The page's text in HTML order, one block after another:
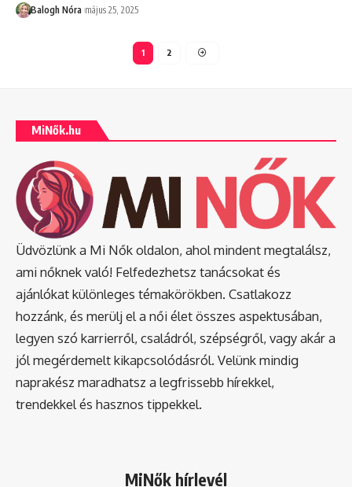
Balogh Nóra május 25, 2025
1 2
MiNők.hu
Üdvözlünk a Mi Nők oldalon, ahol mindent megtalálsz,
ami nőknek való! Felfedezhetsz tanácsokat és
ajánlókat különleges témakörökben. Csatlakozz
hozzánk, és merülj el a női élet összes aspektusában,
legyen szó karrierről, családról, szépségről, vagy akár a
jól megérdemelt kikapcsolódásról. Velünk mindig
naprakész maradhatsz a legfrissebb hírekkel,
trendekkel és hasznos tippekkel.
MiNők hírlevél